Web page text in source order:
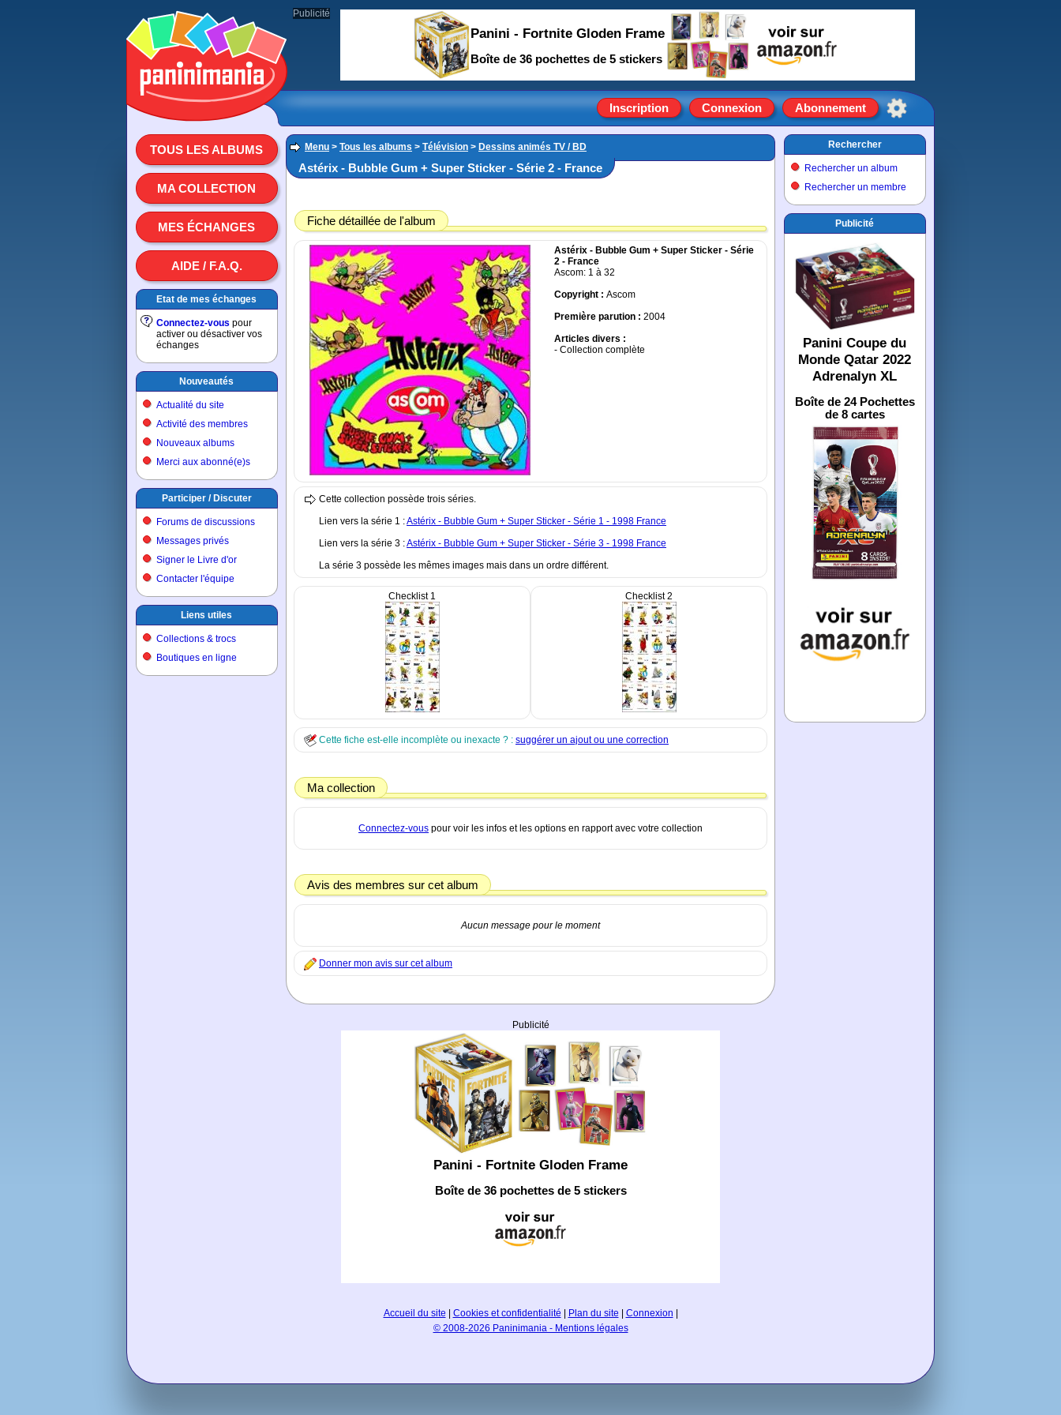
Inscription Connexion Abonnement
TOUS LES ALBUMS
MA COLLECTION
MES ÉCHANGES
AIDE / F.A.Q.
Etat de mes échanges
Connectez-vous pour
activer ou désactiver vos
échanges
Nouveautés
Actualité du site
Activité des membres
Nouveaux albums
Merci aux abonné(e)s
Participer / Discuter
Forums de discussions
Messages privés
Signer le Livre d'or
Contacter l'équipe
Liens utiles
Collections & trocs
Boutiques en ligne
Menu > Tous les albums > Télévision > Dessins animés TV / BD
Astérix - Bubble Gum + Super Sticker - Série 2 - France
Fiche détaillée de l'album
Astérix - Bubble Gum + Super Sticker - Série
2 - France
Ascom: 1 à 32
Copyright : Ascom
Première parution : 2004
Articles divers :
- Collection complète
Cette collection possède trois séries.
Lien vers la série 1 :Astérix - Bubble Gum + Super Sticker - Série 1 - 1998 France
Lien vers la série 3 :Astérix - Bubble Gum + Super Sticker - Série 3 - 1998 France
La série 3 possède les mêmes images mais dans un ordre différent.
Checklist 1 Checklist 2
Cette fiche est-elle incomplète ou inexacte ? : suggérer un ajout ou une correction
Ma collection
Connectez-vous pour voir les infos et les options en rapport avec votre collection
Avis des membres sur cet album
Aucun message pour le moment
Donner mon avis sur cet album
Publicité
Panini - Fortnite Gloden Frame
Boîte de 36 pochettes de 5 stickers
Accueil du site Cookies et confidentialité Plan du site Connexion
© 2008-2026 Paninimania - Mentions légales
Rechercher
Rechercher un album
Rechercher un membre
Publicité
Panini Coupe du
Monde Qatar 2022
Adrenalyn XL
Boîte de 24 Pochettes
de 8 cartes
Publicité
Panini - Fortnite Gloden Frame
Boîte de 36 pochettes de 5 stickers